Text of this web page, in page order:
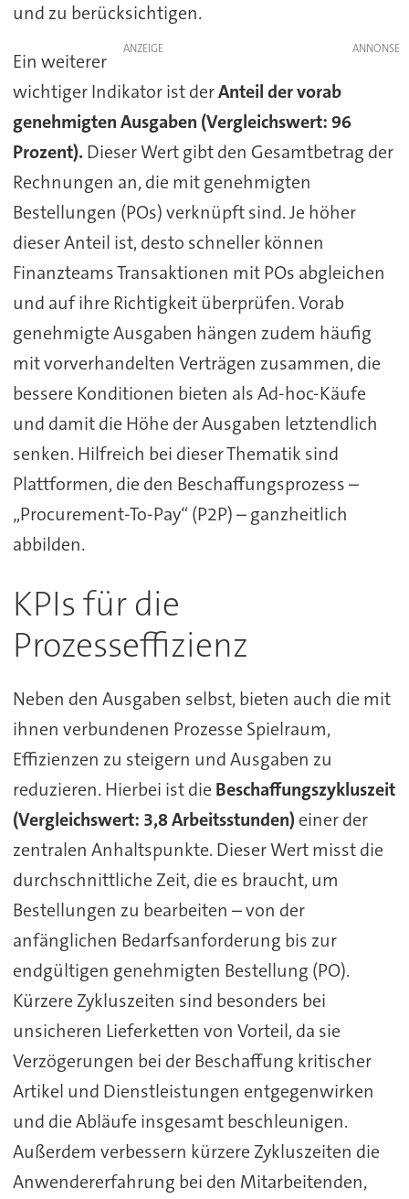
und zu berücksichtigen.
ANZEIGE
Ein weiterer
wichtiger Indikator ist derAnteil dervorab
genehmigten Ausgaben (Vergleichswert: 96
Prozent). Dieser Wert gibt den Gesamtbetrag der
Rechnungen an, die mit genehmigten
Bestellungen (POs) verknüpft sind. Je höher
dieser Anteil ist, desto schneller können
Finanzteams Transaktionen mit POs abgleichen
und auf ihre Richtigkeit überprüfen. Vorab
genehmigte Ausgaben hängen zudem häufig
mit vorverhandelten Verträgen zusammen, die
bessere Konditionen bieten als Ad-hoc-Käufe
und damit die Höhe der Ausgaben letztendlich
senken. Hilfreich bei dieser Thematik sind
Plattformen, die den Beschaffungsprozess –
„Procurement-To-Pay“ (P2P) – ganzheitlich
abbilden.
KPIs für die
Prozesseffizienz
Neben den Ausgaben selbst, bieten auch die mit
ihnen verbundenen Prozesse Spielraum,
Effizienzen zu steigern und Ausgaben zu
reduzieren. Hierbei ist die Beschaffungszykluszeit
(Vergleichswert: 3,8 Arbeitsstunden) einer der
zentralen Anhaltspunkte. Dieser Wert misst die
durchschnittliche Zeit, die es braucht, um
Bestellungen zu bearbeiten – von der
anfänglichen Bedarfsanforderung bis zur
endgültigen genehmigten Bestellung (PO).
Kürzere Zykluszeiten sind besonders bei
unsicheren Lieferketten von Vorteil, da sie
Verzögerungen bei der Beschaffung kritischer
Artikel und Dienstleistungen entgegenwirken
und die Abläufe insgesamt beschleunigen.
Außerdem verbessern kürzere Zykluszeiten die
Anwendererfahrung bei den Mitarbeitenden,